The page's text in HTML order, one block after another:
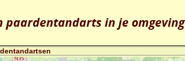
paardentandarts in je omgeving